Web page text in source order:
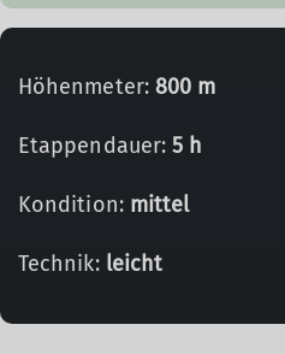
Höhenmeter: 800 m
Etappendauer:5 h
Kondition: mittel
Technik: leicht